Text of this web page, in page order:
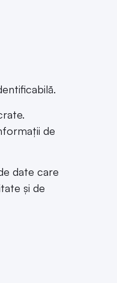
de
date care
și de